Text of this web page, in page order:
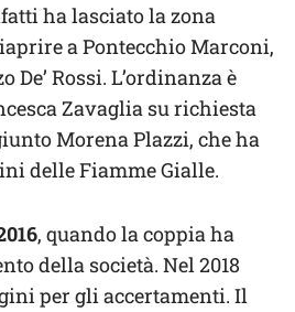
ha lasciato la zona
a Pontecchio Marconi,
De’ Rossi. L’ordinanza è
Zavaglia su richiesta
Morena Plazzi, che ha
delle Fiamme Gialle.
, quando la coppia ha
della società. Nel 2018
per gli accertamenti. Il